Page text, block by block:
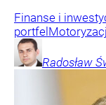
Finanse i
portfel
Radosław